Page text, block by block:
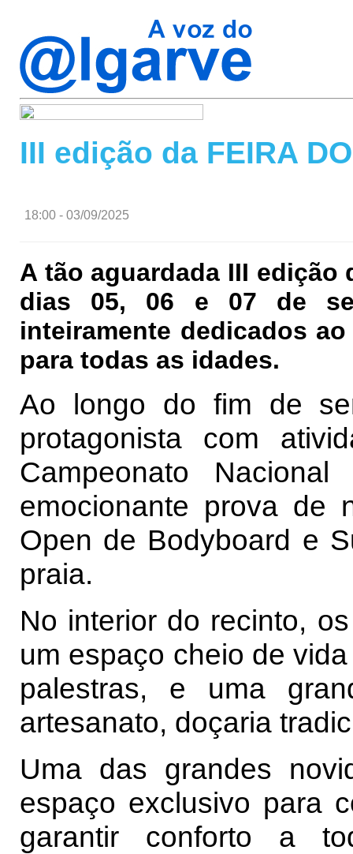
III edição da FEIRA
18:00 - 03/09/2025
A tão aguardada III edição
dias 05, 06 e 07 de
inteiramente dedicados
para todas as idades.
Ao longo do fim de
protagonista com
Campeonato
emocionante prova de
Open de Bodyboard e
praia.
No interior do recinto,
um espaço cheio de
palestras, e uma
artesanato, doçaria
Uma das grandes
espaço exclusivo para
garantir conforto a